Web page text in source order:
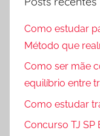
Como estudar
Método que
Como ser mãe
equilíbrio entre
Como estudar
Concurso TJ SP